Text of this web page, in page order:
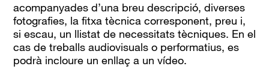
acompanyades d’una breu descripció, diverses
fotografies, la fitxa tècnica corresponent, preu i,
si escau, un llistat de necessitats tècniques. En el
cas de treballs audiovisuals o performatius, es
podrà incloure un enllaç a un vídeo.